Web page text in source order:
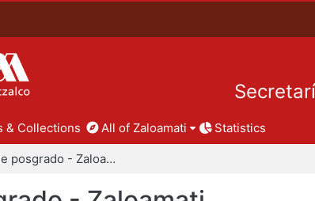
& Collections All of Zaloamati Statistics
Tesis de posgrado - Zaloamati